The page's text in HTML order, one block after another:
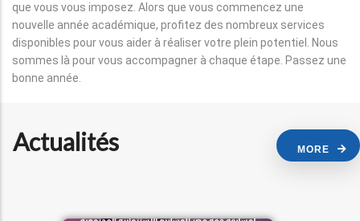
que vous vous imposez. Alors que vous commencez une
nouvelle année académique, profitez des nombreux services
disponibles pour vous aider à réaliser votre plein potentiel. Nous
sommes là pour vous accompagner à chaque étape. Passez une
bonne année.
Actualités MORE